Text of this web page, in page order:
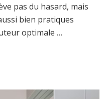
pas du hasard, mais
bien pratiques
optimale …